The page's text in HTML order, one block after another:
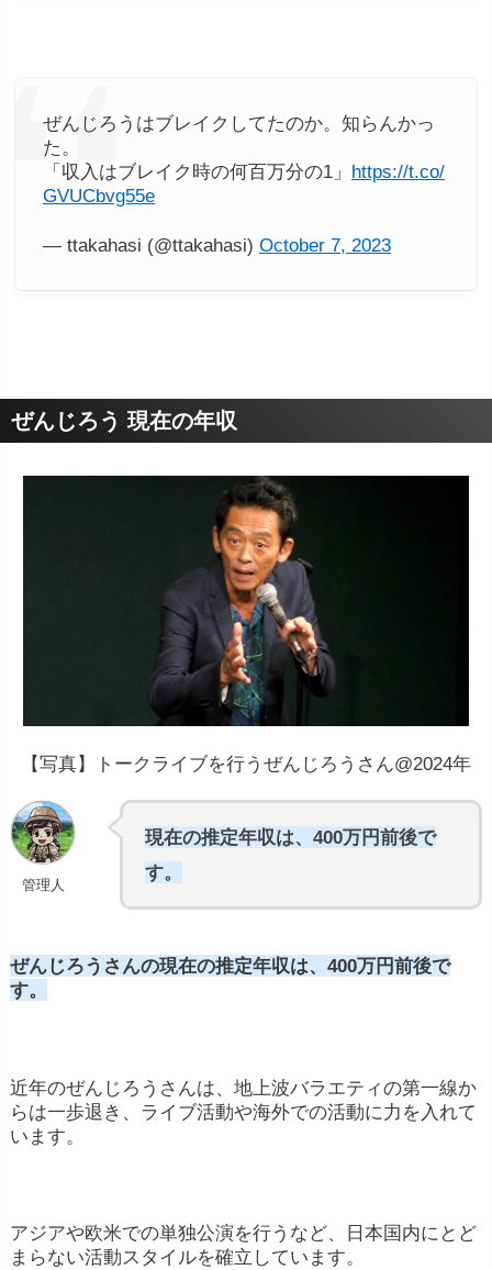
ぜんじろうはブレイクしてたのか。知らんかっ
た。
「収入はブレイク時の何百万分の1」 https://t.co/
GVUCbvg55e
— ttakahasi (@ttakahasi) October 7, 2023
ぜんじろう 現在の年収
【写真】トークライブを行うぜんじろうさん@2024年
管理人
現在の推定年収は、400万円前後で
す。
ぜんじろうさんの現在の推定年収は、400万円前後で
す。
近年のぜんじろうさんは、地上波バラエティの第一線か
らは一歩退き、ライブ活動や海外での活動に力を入れて
います。
アジアや欧米での単独公演を行うなど、日本国内にとど
まらない活動スタイルを確立しています。